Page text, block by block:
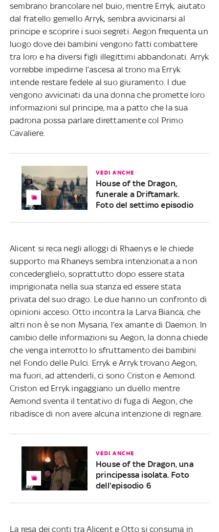
sembrano brancolare nel buio, mentre Erryk, aiutato
dal fratello gemello Arryk, sembra avvicinarsi al
principe e scoprire i suoi segreti. Aegon frequenta un
luogo dove dei bambini vengono fatti combattere
tra loro e ha diversi figli illegittimi abbandonati. Arryk
vorrebbe impedirne l’ascesa al trono ma Erryk
intende restare fedele al suo giuramento. I due
vengono avvicinati da una donna che promette loro
informazioni sul principe, ma a patto che la sua
padrona possa parlare direttamente col Primo
Cavaliere.
VEDI ANCHE
House of the Dragon,
funerale a Driftamark.
Foto del settimo episodio
Alicent si reca negli alloggi di Rhaenys e le chiede
supporto ma Rhaneys sembra intenzionata a non
concederglielo, soprattutto dopo essere stata
imprigionata nella sua stanza ed essere stata
privata del suo drago. Le due hanno un confronto di
opinioni acceso. Otto incontra la Larva Bianca, che
altri non è se non Mysaria, l’ex amante di Daemon. In
cambio delle informazioni su Aegon, la donna chiede
che venga interrotto lo sfruttamento dei bambini
nel Fondo delle Pulci. Erryk e Arryk trovano Aegon,
ma fuori, ad attenderli, ci sono Criston e Aemond.
Criston ed Erryk ingaggiano un duello mentre
Aemond sventa il tentativo di fuga di Aegon, che
ribadisce di non avere alcuna intenzione di regnare.
VEDI ANCHE
House of the Dragon, una
principessa isolata. Foto
dell'episodio 6
La resa dei conti tra Alicent e Otto si consuma in